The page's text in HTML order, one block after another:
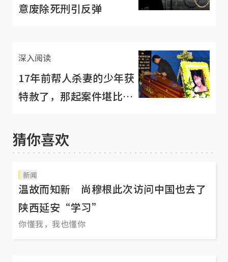
意废除死刑引反弹
深入阅读
17年前帮人杀妻的少年获
特赦了，那起案件堪比恐
猜你喜欢
新闻
温故而知新 尚穆根此次访问中国也去了
陕西延安“学习”
你懂我，我也懂你